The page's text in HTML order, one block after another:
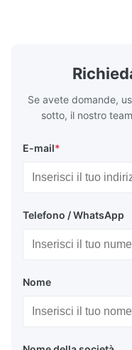
Se avete domande,
sotto, il nostro
E-mail*
Telefono / WhatsApp
Nome